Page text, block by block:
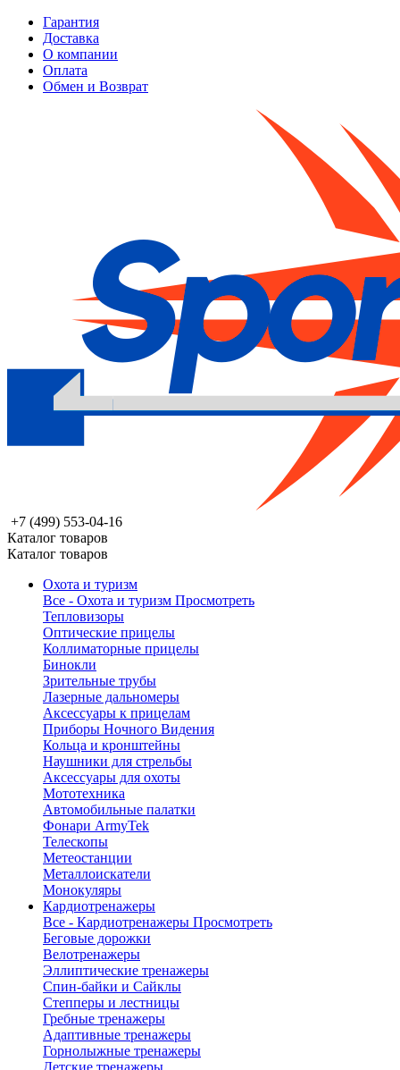
Гарантия
Доставка
О компании
Оплата
Обмен и Возврат
+7 (499) 553-04-16
Каталог товаров
Каталог товаров
Охота и туризм
Все - Охота и туризм Просмотреть
Тепловизоры
Оптические прицелы
Коллиматорные прицелы
Бинокли
Зрительные трубы
Лазерные дальномеры
Аксессуары к прицелам
Приборы Ночного Видения
Кольца и кронштейны
Наушники для стрельбы
Аксессуары для охоты
Мототехника
Автомобильные палатки
Фонари ArmyTek
Телескопы
Метеостанции
Металлоискатели
Монокуляры
Кардиотренажеры
Все - Кардиотренажеры Просмотреть
Беговые дорожки
Велотренажеры
Эллиптические тренажеры
Спин-байки и Сайклы
Степперы и лестницы
Гребные тренажеры
Адаптивные тренажеры
Горнолыжные тренажеры
Детские тренажеры